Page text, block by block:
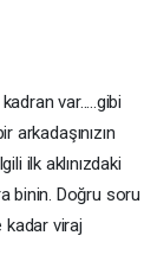
var.....gibi
ilk aklınızdaki
binin. Doğru soru
kadar viraj